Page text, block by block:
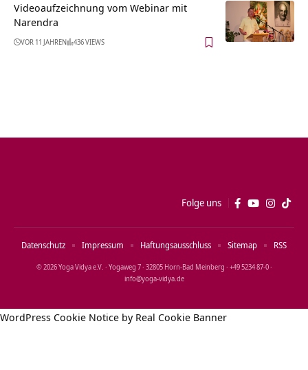
Videoaufzeichnung vom Webinar mit
Narendra
VOR 11 JAHREN 436 VIEWS
Folge uns
© 2026 Yoga Vidya e.V. · Yogaweg 7 · 32805 Horn‑Bad Meinberg · +49 5234 87‑0 ·
info@yoga‑vidya.de
Datenschutz Impressum Haftungsausschluss Sitemap RSS
WordPress Cookie Notice by Real Cookie Banner